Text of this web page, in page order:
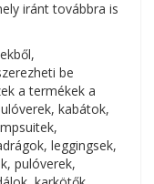
iránt továbbra is
be
a termékek a
kabátok,
leggingsek,
pulóverek,